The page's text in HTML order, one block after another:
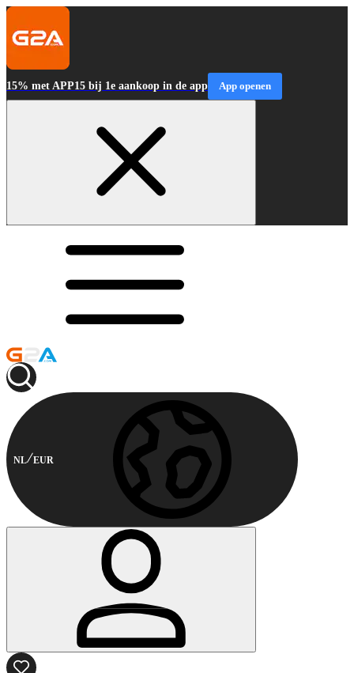
15% met APP15 bij 1e aankoop in de app App openen
NL EUR